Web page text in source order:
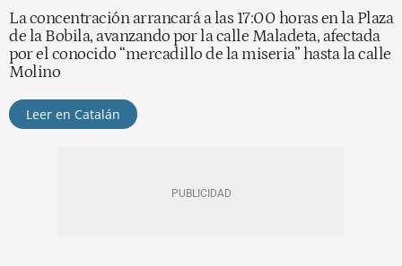
La concentración arrancará a las 17:00 horas en la Plaza
de la Bobila, avanzando por la calle Maladeta, afectada
por el conocido “mercadillo de la miseria” hasta la calle
Molino
Leer en Catalán